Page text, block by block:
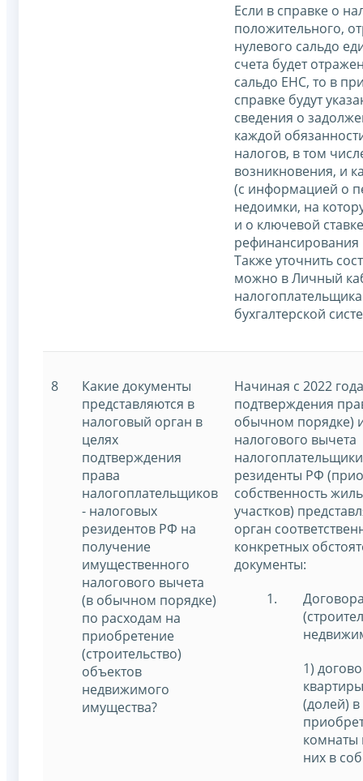
Если в справке о
положительного,
нулевого сальдо
счета будет
сальдо ЕНС, то в
справке будут
сведения о
каждой
налогов, в том
возникновения, и
(с информацией о
недоимки, на
и о ключевой ставке
рефинансирования
Также уточнить
можно в Личный
бухгалтерской
8
Какие документы
представляются в
налоговый орган в
целях
подтверждения
права
налогоплательщиков
- налоговых
резидентов РФ на
получение
имущественного
налогового вычета
(в обычном порядке)
по расходам на
приобретение
(строительство)
объектов
недвижимого
имущества?
Начиная с 2022
подтверждения
обычном порядке)
налогового вычета
резиденты РФ
собственность
участков)
орган
конкретных
документы:
1)
(долей)
комнаты
них в